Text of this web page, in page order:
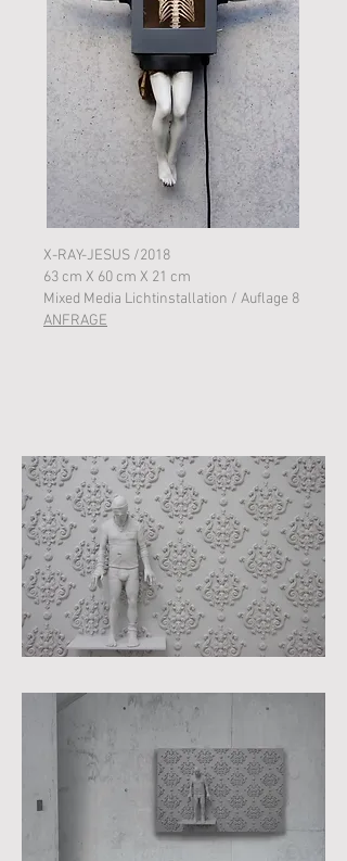
X-RAY-JESUS /2018
63 cm X 60 cm X 21 cm
Mixed Media Lichtinstallation / Auflage 8
ANFRAGE